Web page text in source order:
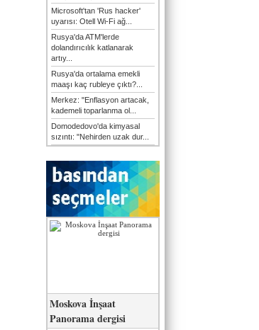
Microsoft'tan 'Rus hacker'
uyarısı: Otell Wi-Fi ağ...
Rusya'da ATM'lerde
dolandırıcılık katlanarak
artıy...
Rusya'da ortalama emekli
maaşı kaç rubleye çıktı?...
Merkez: "Enflasyon artacak,
kademeli toparlanma ol...
Domodedovo'da kimyasal
sızıntı: "Nehirden uzak dur...
Moskova İnşaat
Panorama dergisi